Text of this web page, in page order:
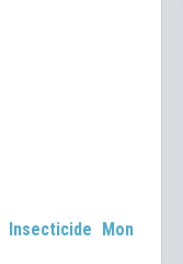
Insecticide Mon